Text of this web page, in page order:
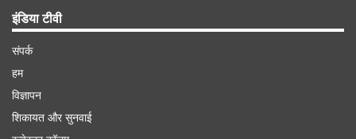
इंडिया टीवी
संपर्क
हम
विज्ञापन
शिकायत और सुनवाई